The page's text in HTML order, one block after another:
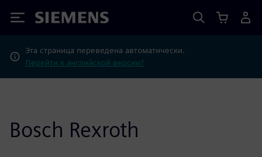
Siemens
Эта страница переведена автоматически.
Перейти к английской версии?
Bosch Rexroth